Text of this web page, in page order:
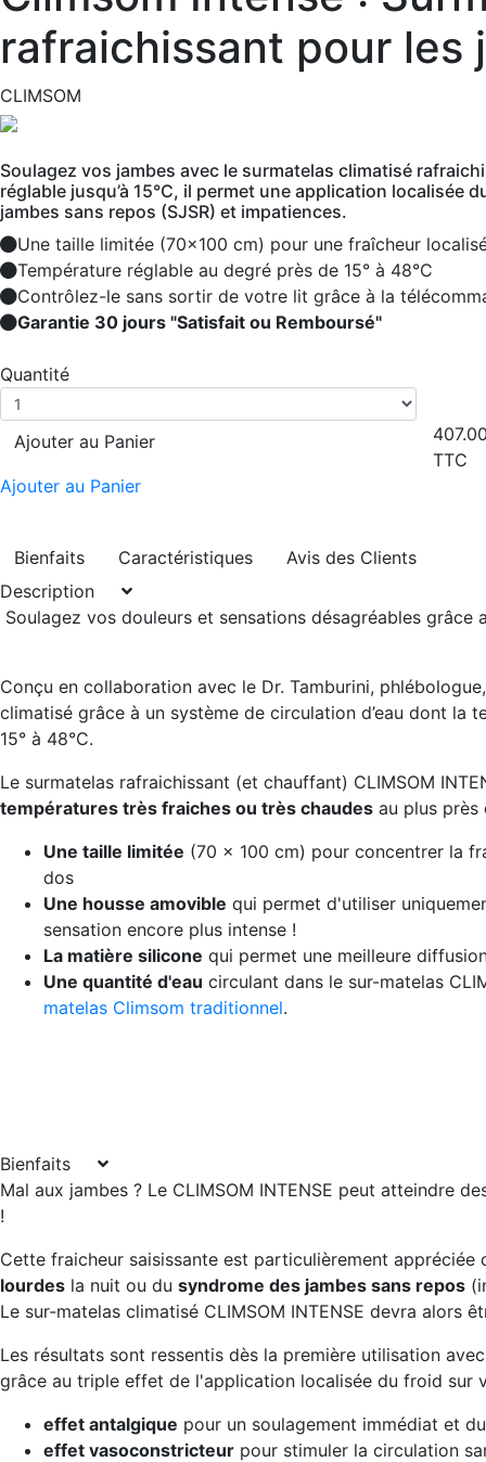
rafraichissant pour les
CLIMSOM
Soulagez vos jambes avec le surmatelas climatisé
réglable jusqu’à 15°C, il permet une application localisée
jambes sans repos (SJSR) et impatiences.
Une taille limitée (70x100 cm) pour une fraîcheur
Température réglable au degré près de 15° à 48°C
Contrôlez-le sans sortir de votre lit grâce à la
Garantie 30 jours "Satisfait ou Remboursé"
Quantité
Ajouter au Panier
Ajouter au Panier
TTC
Bienfaits Caractéristiques
Avis des Clients
Description
Soulagez vos douleurs et sensations désagréables grâce
Conçu en collaboration avec le Dr. Tamburini,
climatisé grâce à un système de circulation d’eau dont la
15° à 48°C.
Le surmatelas rafraichissant (et chauffant) CLIMSOM
températures très fraiches ou très chaudes au plus près
Une taille limitée (70 x 100 cm) pour concentrer la
dos
Une housse amovible qui permet d'utiliser
sensation encore plus intense !
La matière silicone qui permet une meilleure
Une quantité d'eau circulant dans le sur-matelas
matelas Climsom traditionnel.
Bienfaits
Mal aux jambes ? Le CLIMSOM INTENSE peut atteindre
!
Cette fraicheur saisissante est particulièrement
lourdes la nuit ou du syndrome des jambes sans repos
Le sur-matelas climatisé CLIMSOM INTENSE devra alors
Les résultats sont ressentis dès la première utilisation
grâce au triple effet de l'application localisée du froid sur
effet antalgique pour un soulagement immédiat et
effet vasoconstricteur pour stimuler la circulation